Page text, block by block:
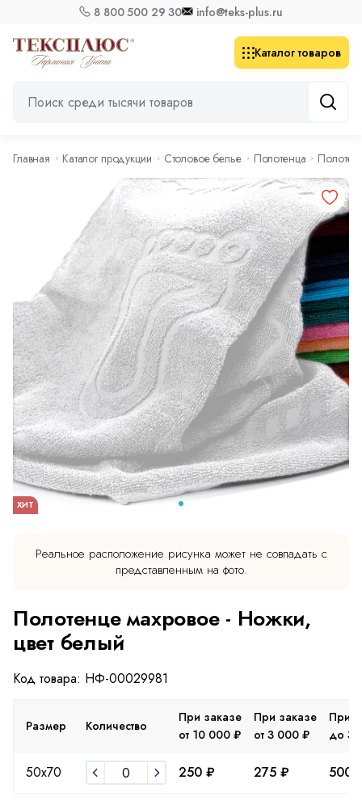
8 800 500 29 30 info@teks-plus.ru
Каталог товаров
Главная Каталог продукции Столовое белье Полотенца
ХИТ
Реальное расположение рисунка может не совпадать с
представленным на фото.
Полотенце махровое - Ножки,
цвет белый
Код товара: НФ-00029981
Размер Количество
При заказе
от 10 000 ₽
При заказе
от 3 000 ₽
При
до 3
50х70 250 ₽ 275 ₽ 500